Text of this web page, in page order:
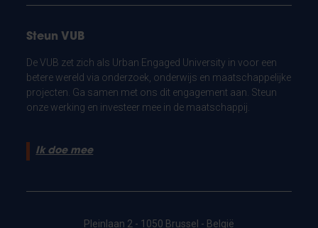
Steun VUB
De VUB zet zich als Urban Engaged University in voor een
betere wereld via onderzoek, onderwijs en maatschappelijke
projecten. Ga samen met ons dit engagement aan. Steun
onze werking en investeer mee in de maatschappij.
Ik doe mee
Pleinlaan 2 - 1050 Brussel - België